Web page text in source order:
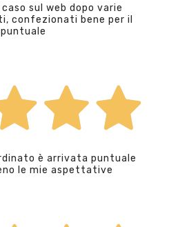
sul web dopo varie
confezionati bene per il
è arrivata puntuale
le mie aspettative